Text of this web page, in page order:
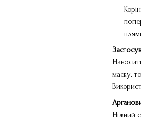
маску,
Ніжний